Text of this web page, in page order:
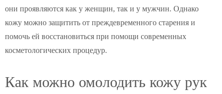
они проявляются как у женщин, так и у мужчин. Однако
кожу можно защитить от преждевременного старения и
помочь ей восстановиться при помощи современных
косметологических процедур.
Как можно омолодить кожу рук